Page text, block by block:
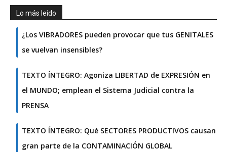
Lo más leido
¿Los VIBRADORES pueden provocar que tus GENITALES
se vuelvan insensibles?
TEXTO ÍNTEGRO: Agoniza LIBERTAD de EXPRESIÓN en
el MUNDO; emplean el Sistema Judicial contra la
PRENSA
TEXTO ÍNTEGRO: Qué SECTORES PRODUCTIVOS causan
gran parte de la CONTAMINACIÓN GLOBAL